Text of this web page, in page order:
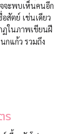
จะพบเห็นคนอีก
สัตย์ เช่นเดียว
ฏในภาพเขียนฝี
แก้ว รวมถึง
ร